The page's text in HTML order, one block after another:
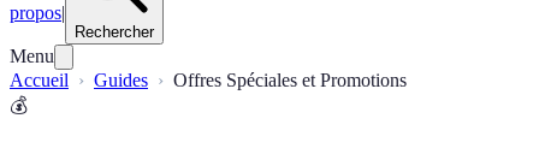
propos|
Rechercher
Menu
Accueil
Guides
Offres Spéciales et Promotions
💰